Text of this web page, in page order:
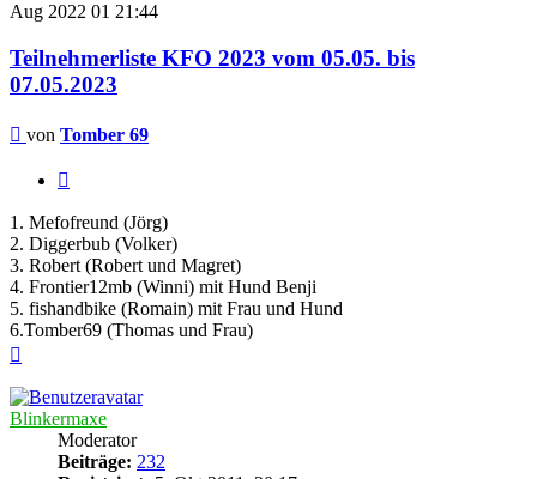
Aug 2022 01 21:44
Teilnehmerliste KFO 2023 vom 05.05. bis
07.05.2023
Beitrag
von Tomber 69
1. Mefofreund (Jörg)
2. Diggerbub (Volker)
3. Robert (Robert und Magret)
4. Frontier12mb (Winni) mit Hund Benji
5. fishandbike (Romain) mit Frau und Hund
6.Tomber69 (Thomas und Frau)
Blinkermaxe
Moderator
Beiträge: 232